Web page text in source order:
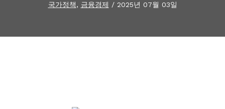
국가정책, 금융경제 / 2025년 07월 03일